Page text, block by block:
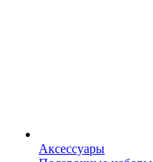
Аксессуары